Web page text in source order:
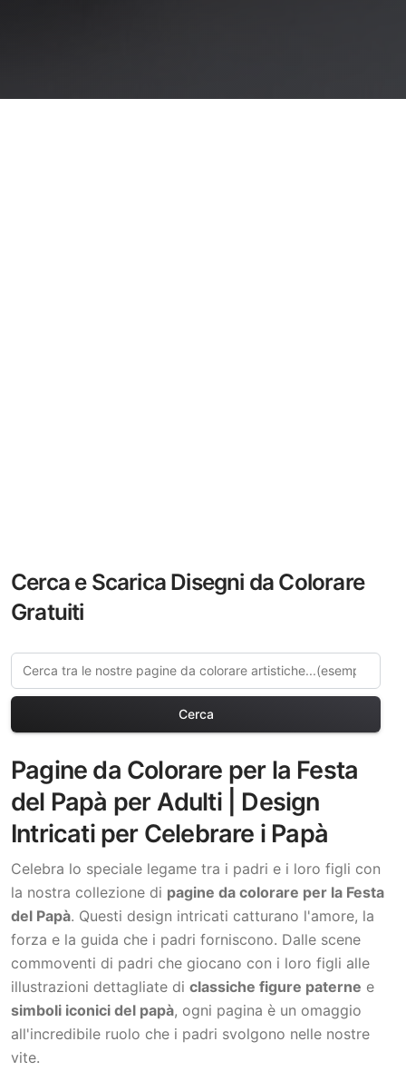
Cerca e Scarica Disegni da Colorare
Gratuiti
Cerca
Pagine da Colorare per la Festa
del Papà per Adulti | Design
Intricati per Celebrare i Papà
Celebra lo speciale legame tra i padri e i loro figli con
la nostra collezione di pagine da colorare per la Festa
del Papà. Questi design intricati catturano l'amore, la
forza e la guida che i padri forniscono. Dalle scene
commoventi di padri che giocano con i loro figli alle
illustrazioni dettagliate di classiche figure paterne e
simboli iconici del papà, ogni pagina è un omaggio
all'incredibile ruolo che i padri svolgono nelle nostre
vite.